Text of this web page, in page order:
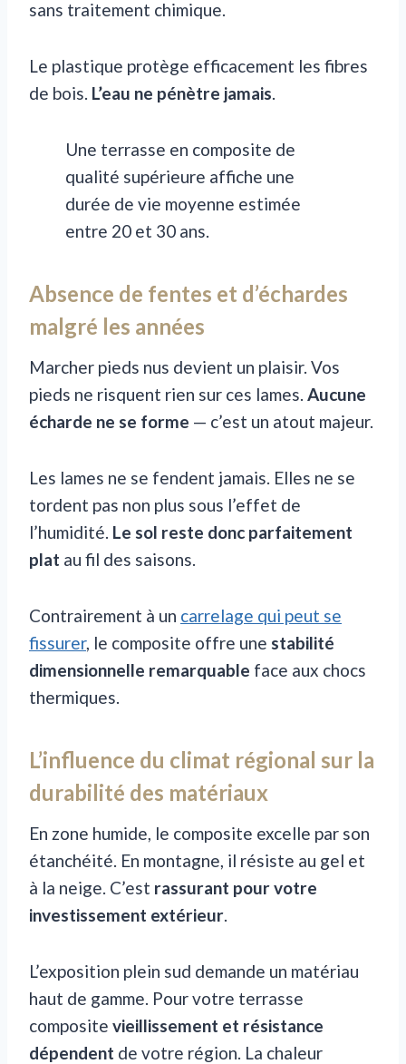
sans traitement chimique.
Le plastique protège efficacement les fibres
de bois. L’eau ne pénètre jamais.
Une terrasse en composite de
qualité supérieure affiche une
durée de vie moyenne estimée
entre 20 et 30 ans.
Absence de fentes et d’échardes
malgré les années
Marcher pieds nus devient un plaisir. Vos
pieds ne risquent rien sur ces lames. Aucune
écharde ne se forme — c’est un atout majeur.
Les lames ne se fendent jamais. Elles ne se
tordent pas non plus sous l’effet de
l’humidité. Le sol reste donc parfaitement
plat au fil des saisons.
Contrairement à un carrelage qui peut se
fissurer, le composite offre une stabilité
dimensionnelle remarquable face aux chocs
thermiques.
L’influence du climat régional sur la
durabilité des matériaux
En zone humide, le composite excelle par son
étanchéité. En montagne, il résiste au gel et
à la neige. C’est rassurant pour votre
investissement extérieur.
L’exposition plein sud demande un matériau
haut de gamme. Pour votre terrasse
composite vieillissement et résistance
dépendent de votre région. La chaleur